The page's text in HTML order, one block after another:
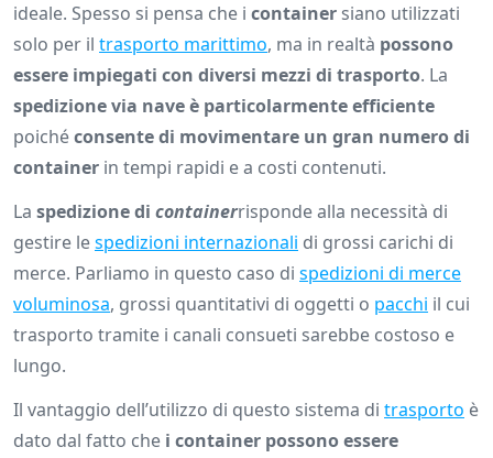
ideale. Spesso si pensa che i container siano utilizzati
solo per il trasporto marittimo, ma in realtà possono
essere impiegati con diversi mezzi di trasporto. La
spedizione via nave è particolarmente efficiente
poichéconsente di movimentare un gran numero di
container in tempi rapidi e a costi contenuti.
La spedizione di containerrisponde alla necessità di
gestire lespedizioni internazionali di grossi carichi di
merce. Parliamo in questo caso di spedizioni di merce
voluminosa, grossi quantitativi di oggetti o pacchi il cui
trasporto tramite i canali consueti sarebbe costoso e
lungo.
Il vantaggio dell’utilizzo di questo sistema di trasporto è
dato dal fatto che i container possono essere